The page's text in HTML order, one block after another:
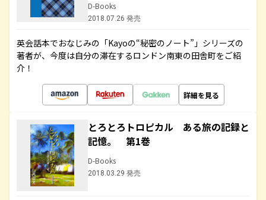
D-Books
2018.07.26 発売
英会話本でおなじみの「Kayoの“秘密のノート”」シリーズの
著者が、今度は自分の滞在するロンドン南東の田舎町をご紹
介！
詳細を見る
とろとろトロピカル ある旅の記録と
記憶。 第1巻
D-Books
2018.03.29 発売